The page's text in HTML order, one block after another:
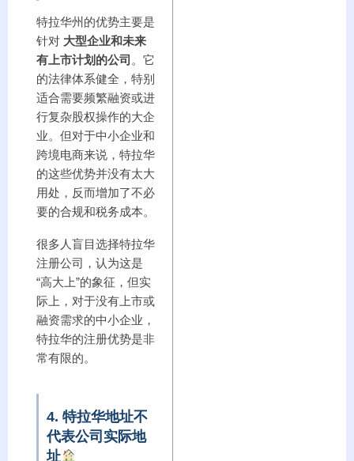
特拉华州的优势主要是
针对 大型企业和未来
有上市计划的公司 。它
的法律体系健全，特别
适合需要频繁融资或进
行复杂股权操作的大企
业。但对于中小企业和
跨境电商来说，特拉华
的这些优势并没有太大
用处，反而增加了不必
要的合规和税务成本。
很多人盲目选择特拉华
注册公司，认为这是
“高大上”的象征，但实
际上，对于没有上市或
融资需求的中小企业，
特拉华的注册优势是非
常有限的。
4. 特拉华地址不
代表公司实际地
址